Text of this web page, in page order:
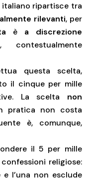
ripartisce tra
rilevanti, per
è a discrezione
, contestualmente
questa scelta,
il cinque per mille
La scelta non
pratica non costa
è, comunque,
il 5 per mille
religiose:
l’una non esclude